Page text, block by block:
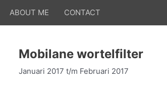
ABOUT ME CONTACT
Mobilane wortelfilter
Januari 2017 t/m Februari 2017